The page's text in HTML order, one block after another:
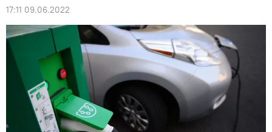
17:11 09.06.2022